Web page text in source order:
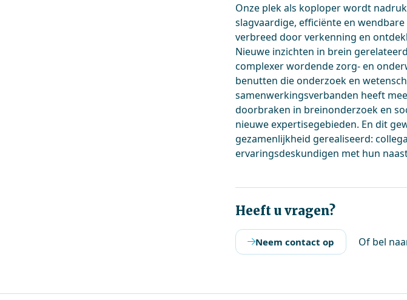
Onze plek als koploper wordt
slagvaardige, efficiënte en
verbreed door verkenning en
Nieuwe inzichten in brein
complexer wordende zorg- en
benutten die onderzoek en
samenwerkingsverbanden heeft
doorbraken in breinonderzoek en
nieuwe expertisegebieden. En dit
gezamenlijkheid gerealiseerd:
ervaringsdeskundigen met hun
Heeft u vragen?
Neem contact op Of bel